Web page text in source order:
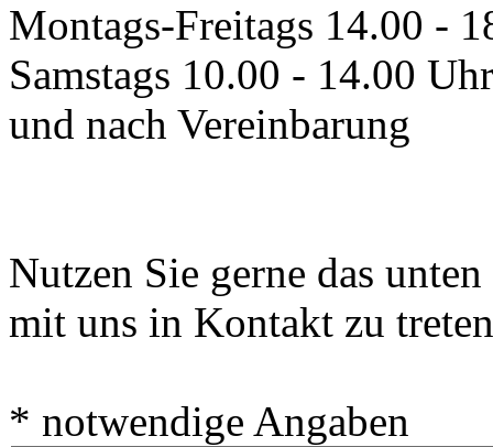
Montags-Freitags 14.00 -
Samstags 10.00 - 14.00 Uhr
und nach Vereinbarung
Nutzen Sie gerne das
mit uns in Kontakt zu
* notwendige Angaben